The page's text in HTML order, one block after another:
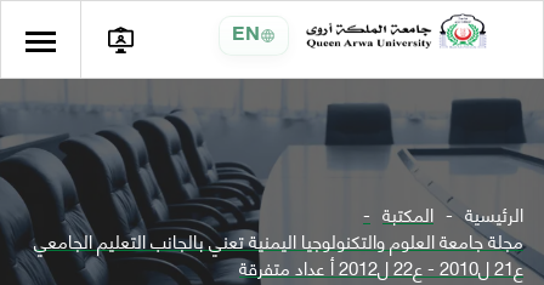
EN
الرئيسية المكتبة
مجلة جامعة العلوم والتكنولوجيا اليمنية تعني بالجانب التعليم الجامعي
ع21 ل2010 - ع22 ل2012 أ عداد متفرقة